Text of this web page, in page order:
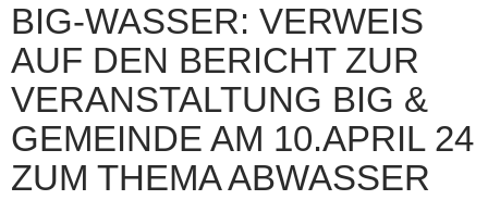
BIG-WASSER: VERWEIS
AUF DEN BERICHT ZUR
VERANSTALTUNG BIG &
GEMEINDE AM 10.APRIL 24
ZUM THEMA ABWASSER